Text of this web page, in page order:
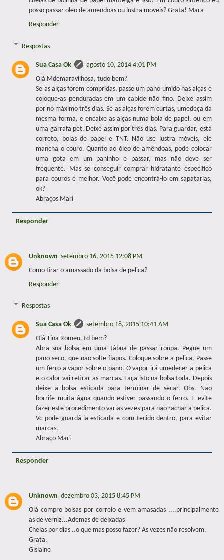
posso passar oleo de amendoas ou lustra moveis? Grata! Mara
Responder
Respostas
Sua Casa Ok
agosto 10, 2014 4:01 PM
Olá Mdemaravilhosa, tudo bem?
Se as alças forem compridas, passe um pano úmido nas alças e
coloque-as penduradas em um cabide não fino. Deixe assim
por no máximo três dias. Se as alças forem curtas, umedeça da
mesma forma, e encaixe as alças numa bola de papel, ou em
uma garrafa pet. Deixe assim por três dias. Para guardar, está
correto, bolas de papel e TNT. Não use lustra móveis, ele
mancha o couro. Quanto ao óleo de amêndoas, pode colocar
uma gota em um paninho e passar, mas não deve ser
frequente. Mas se conseguir comprar hidratante específico
para couros é melhor. Você pode encontrá-lo em sapatarias,
ok?
Abraços Mari
Responder
Unknown setembro 16, 2015 12:08 PM
Como tirar o amassado da bolsa de pelica?
Responder
Respostas
Sua Casa Ok
setembro 18, 2015 10:41 AM
Olá Tina Romeu, td bem?
Abra sua bolsa em uma tábua de passar roupa. Pegue um
pano seco, que não solte fiapos. Coloque sobre a pelica, Passe
um ferro a vapor sobre o pano. O vapor irá umedecer a pelica
e o calor vai retirar as marcas. Faça isto na bolsa toda. Depois
deixe a bolsa esticada para terminar de secar. Obs. Não
borrife muita água quando estiver passando o ferro. E evite
fazer este procedimento varias vezes para não rachar a pelica.
Vc pode guardá-la esticada e com tecido dentro, para evitar
marcas.
Abraço Mari
Responder
Unknown dezembro 03, 2015 8:45 PM
Olá compro bolsas por correio e vem amasadas ....principalmente
as de verniz...Ademas de deixadas
Cheias por dias ..o que mas posso fazer? As vezes não resolvem.
Grata.
Gislaine